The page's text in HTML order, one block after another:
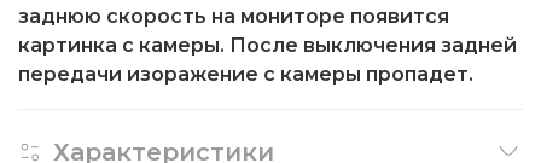
заднюю скорость на мониторе появится
картинка с камеры. После выключения задней
передачи изоражение с камеры пропадет.
Характеристики